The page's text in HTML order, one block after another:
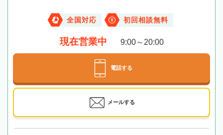
全国対応 初回相談無料
現在営業中 9:00～20:00
電話する
メールする